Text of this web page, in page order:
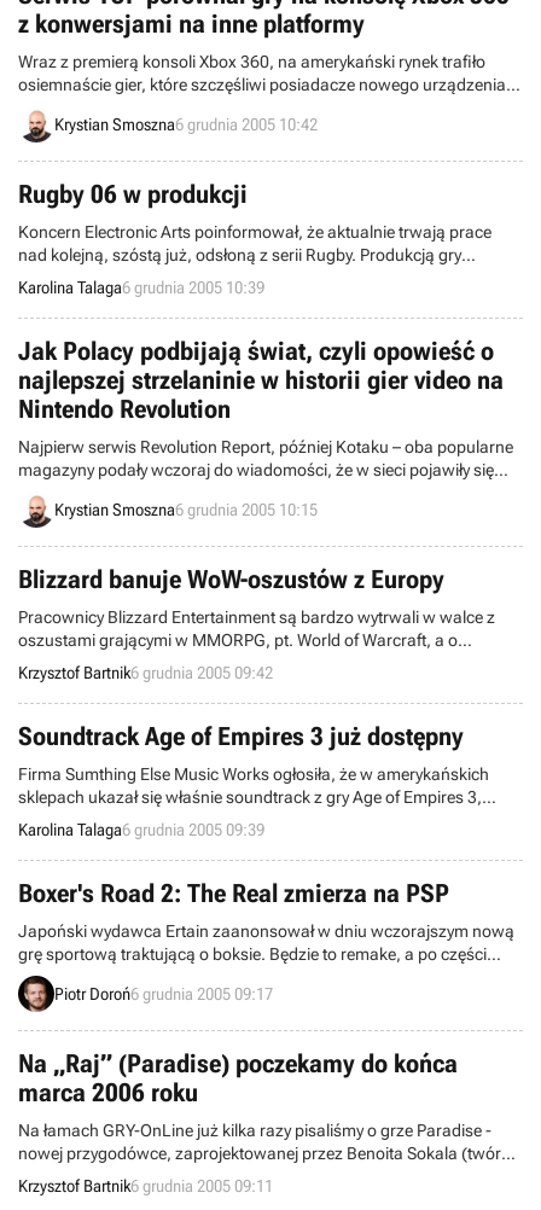
z konwersjami na inne platformy
Wraz z premierą konsoli Xbox 360, na amerykański rynek trafiło
osiemnaście gier, które szczęśliwi posiadacze nowego urządzenia
firmy Microsoft, mogli odpalić natychmiast po powrocie ze sklepu do
domu. Aż dwanaście tytułów posiada swoje odpowiedniki na innych
Krystian Smoszna6 grudnia 2005 10:42
Rugby 06 w produkcji
Koncern Electronic Arts poinformował, że aktualnie trwają prace
nad kolejną, szóstą już, odsłoną z serii Rugby. Produkcją gry
zajmują się studia developerskie EA Canada oraz HB Studios. Rugby
06 ukaże się w wersji PC oraz na konsole PlayStation 2 i Xbox, a
termin debiutu rynkowego nie został jeszcze ujawniony.
Karolina Talaga6 grudnia 2005 10:39
Jak Polacy podbijają świat, czyli opowieść o
najlepszej strzelaninie w historii gier video na
Nintendo Revolution
Najpierw serwis Revolution Report, później Kotaku – oba popularne
magazyny podały wczoraj do wiadomości, że w sieci pojawiły się
pierwsze screenshoty z gry na konsolę Nintendo Revolution. Z
wiadomych względów, informacja ta wzbudziła wśród czytelników
Krystian Smoszna6 grudnia 2005 10:15
Blizzard banuje WoW-oszustów z Europy
Pracownicy Blizzard Entertainment są bardzo wytrwali w walce z
oszustami grającymi w MMORPG, pt. World of Warcraft, a o
efektach ich działań dowiadujemy się regularnie, praktycznie od
momentu komercyjnego startu gry. Ostatnio, na stałe zablokowano
ponad dwa i pół tysiąca kont nieuczciwych posiadaczy programu ze
Starego Kontynentu.
Krzysztof Bartnik6 grudnia 2005 09:42
Soundtrack Age of Empires 3 już dostępny
Firma Sumthing Else Music Works ogłosiła, że w amerykańskich
sklepach ukazał się właśnie soundtrack z gry Age of Empires 3,
zawierający muzykę skomponowaną przez wieloletnich
współpracowników Ensemble Studios. Stephen Rippy oraz Kevin
McMullan, bo o tych panach właśnie mowa, na swoim koncie mają
stworzenie muzyki do wcześniejszych produkcji z serii Age of
Karolina Talaga6 grudnia 2005 09:39
Boxer's Road 2: The Real zmierza na PSP
Japoński wydawca Ertain zaanonsował w dniu wczorajszym nową
grę sportową traktującą o boksie. Będzie to remake, a po części
również kontynuacja pozycji wydanej w roku 1995 na konsolę Sony
PlayStation (tylko w Japonii).
Piotr Doroń6 grudnia 2005 09:17
Na „Raj” (Paradise) poczekamy do końca
marca 2006 roku
Na łamach GRY-OnLine już kilka razy pisaliśmy o grze Paradise -
nowej przygodówce, zaprojektowanej przez Benoita Sokala (twórca
Amerzone: The Explorer's Legacy oraz cyklu Syberia). Tym razem
ujawniono planowaną datę premiery programu.
Krzysztof Bartnik6 grudnia 2005 09:11